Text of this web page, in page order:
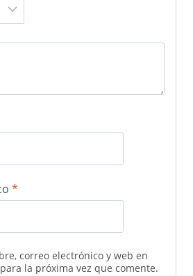
*
correo electrónico y web en
la próxima vez que comente.